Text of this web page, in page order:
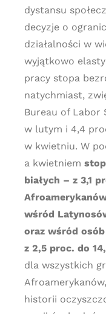
dystansu
decyzje o
działalności w
wyjątkowo
pracy stopa
natychmiast,
Bureau of Labor
w lutym i 4,4
w kwietniu. W
a kwietniem
białych – z 3,1
wśród
oraz wśród
z 2,5 proc. do
dla wszystkich
historii